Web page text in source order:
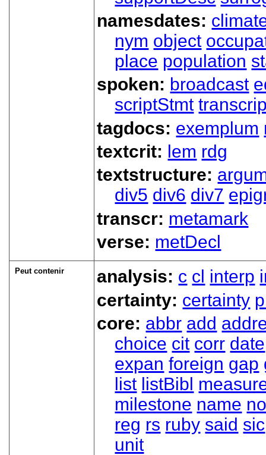
namesdates:
nym object
place population
spoken: broadcast
scriptStmt
tagdocs: exemplum
textcrit: lem rdg
textstructure:
div5 div6 div7
transcr: metamark
verse: metDecl
Peut contenir analysis: c cl interp
certainty: certainty
core: abbr add
choice cit corr date
expan foreign gap
list listBibl
milestone name
reg rs ruby said sic
unit